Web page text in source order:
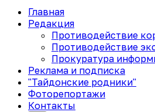
Главная
Редакция
Противодействие
Противодействие
Прокуратура
Реклама и подписка
"Тайдонские родники"
Фоторепортажи
Контакты